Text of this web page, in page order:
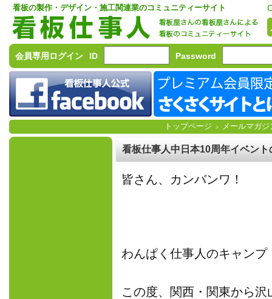
看板の製作・デザイン・施工関連業のコミュニティーサイト
会員専用ログイン ID Password
トップページ > メールマガジ
看板仕事人中日本10周年イベント
皆さん、カンバンワ！
わんぱく仕事人のキャン
この度、関西・関東から